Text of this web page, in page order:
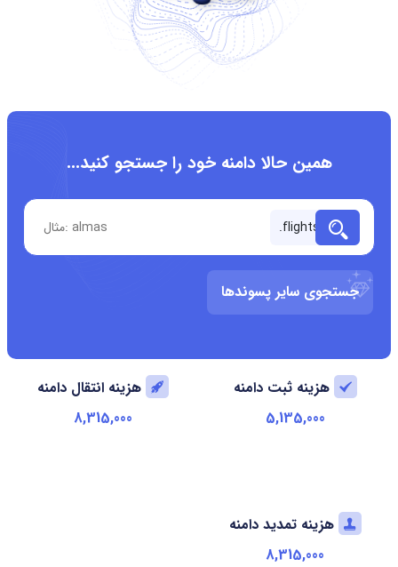
همین حالا دامنه خود را جستجو کنید...
جستجوی سایر پسوندها
هزینه ثبت دامنه
5,135,000
هزینه انتقال دامنه
8,315,000
هزینه تمدید دامنه
8,315,000